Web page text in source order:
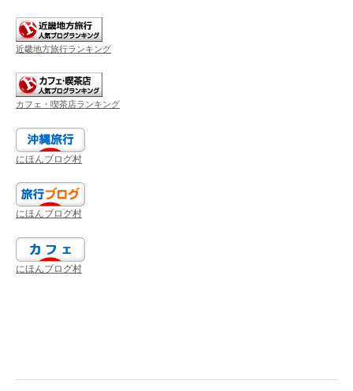
近畿地方旅行ランキング
カフェ・喫茶店ランキング
にほんブログ村
にほんブログ村
にほんブログ村